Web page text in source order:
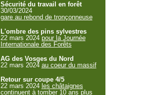
Sécurité du travail en forêt
30/03/2024
gare au rebond de tronçonneuse
L'ombre des pins sylvestres
22 mars 2024 pour la Journée
Internationale des Forêts
AG des Vosges du Nord
22 mars 2024 au coeur du massif
Retour sur coupe 4/5
22 mars 2024 les châtaignes
continuent à tomber 10 ans plus